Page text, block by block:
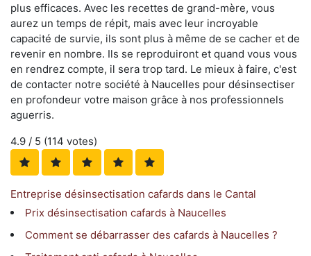
plus efficaces. Avec les recettes de grand-mère, vous
aurez un temps de répit, mais avec leur incroyable
capacité de survie, ils sont plus à même de se cacher et de
revenir en nombre. Ils se reproduiront et quand vous vous
en rendrez compte, il sera trop tard. Le mieux à faire, c'est
de contacter notre société à Naucelles pour désinsectiser
en profondeur votre maison grâce à nos professionnels
aguerris.
4.9 / 5 (114 votes)
Entreprise désinsectisation cafards dans le Cantal
Prix désinsectisation cafards à Naucelles
Comment se débarrasser des cafards à Naucelles ?